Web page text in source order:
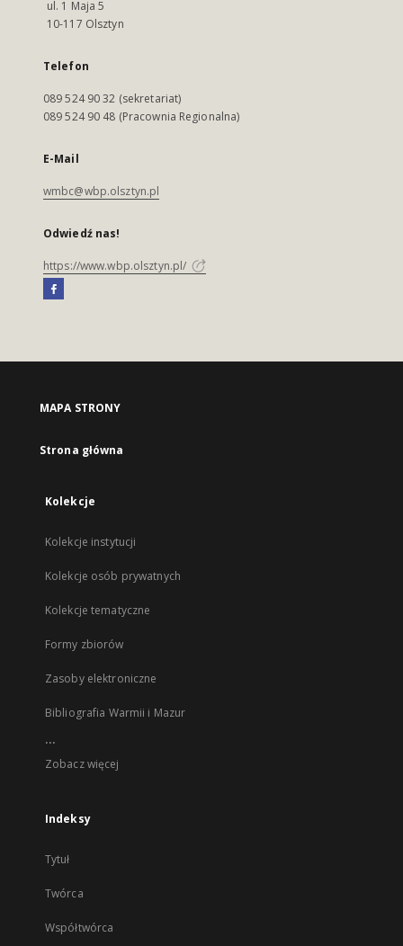
ul. 1 Maja 5
10-117 Olsztyn
Telefon
089 524 90 32 (sekretariat)
089 524 90 48 (Pracownia Regionalna)
E-Mail
wmbc@wbp.olsztyn.pl
Odwiedź nas!
https://www.wbp.olsztyn.pl/
MAPA STRONY
Strona główna
Kolekcje
Kolekcje instytucji
Kolekcje osób prywatnych
Kolekcje tematyczne
Formy zbiorów
Zasoby elektroniczne
Bibliografia Warmii i Mazur
...
Zobacz więcej
Indeksy
Tytuł
Twórca
Współtwórca